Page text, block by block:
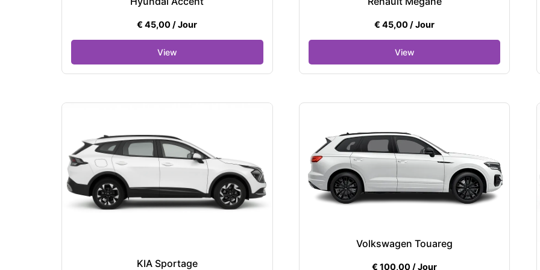
€ 45,00 / Jour € 45,00 / Jour
KIA Sportage
Volkswagen Touareg
€ 100,00 / Jour